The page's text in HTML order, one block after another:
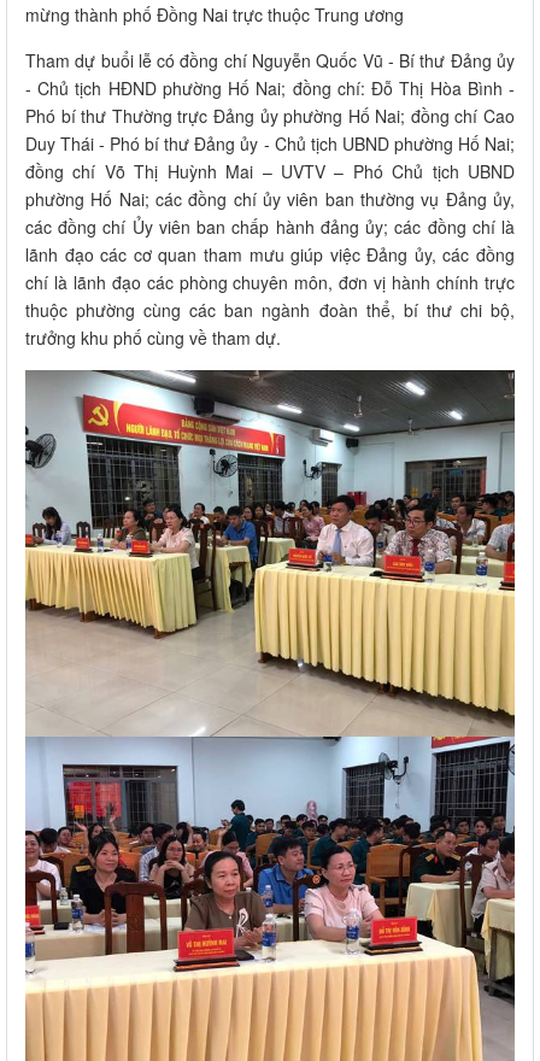
mừng thành phố Đồng Nai trực thuộc Trung ương
Tham dự buổi lễ có đồng chí Nguyễn Quốc Vũ - Bí thư Đảng ủy
- Chủ tịch HĐND phường Hố Nai; đồng chí: Đỗ Thị Hòa Bình -
Phó bí thư Thường trực Đảng ủy phường Hố Nai; đồng chí Cao
Duy Thái - Phó bí thư Đảng ủy - Chủ tịch UBND phường Hố Nai;
đồng chí Võ Thị Huỳnh Mai – UVTV – Phó Chủ tịch UBND
phường Hố Nai; các đồng chí ủy viên ban thường vụ Đảng ủy,
các đồng chí Ủy viên ban chấp hành đảng ủy; các đồng chí là
lãnh đạo các cơ quan tham mưu giúp việc Đảng ủy, các đồng
chí là lãnh đạo các phòng chuyên môn, đơn vị hành chính trực
thuộc phường cùng các ban ngành đoàn thể, bí thư chi bộ,
trưởng khu phố cùng về tham dự.